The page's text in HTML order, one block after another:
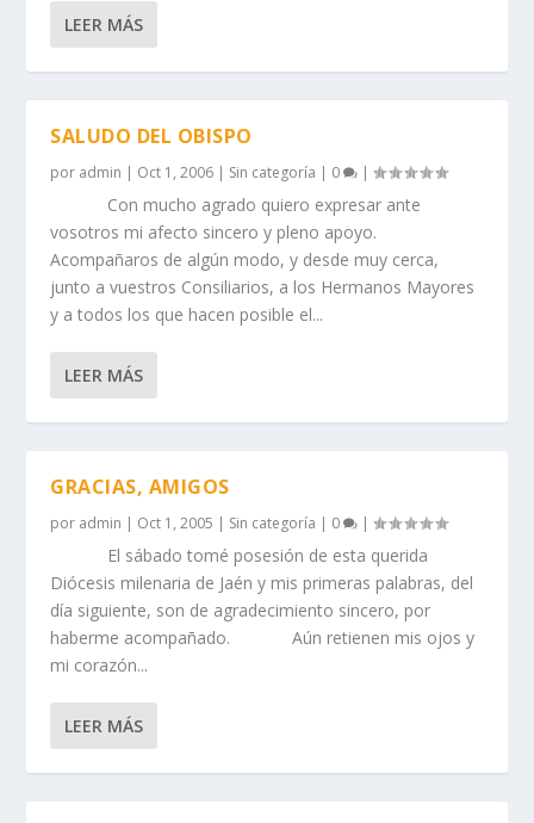
LEER MÁS
SALUDO DEL OBISPO
por admin | Oct 1, 2006 | Sin categoría | 0 |
Con mucho agrado quiero expresar ante
vosotros mi afecto sincero y pleno apoyo.
Acompañaros de algún modo, y desde muy cerca,
junto a vuestros Consiliarios, a los Hermanos Mayores
y a todos los que hacen posible el...
LEER MÁS
GRACIAS, AMIGOS
por admin | Oct 1, 2005 | Sin categoría | 0 |
El sábado tomé posesión de esta querida
Diócesis milenaria de Jaén y mis primeras palabras, del
día siguiente, son de agradecimiento sincero, por
haberme acompañado. Aún retienen mis ojos y
mi corazón...
LEER MÁS